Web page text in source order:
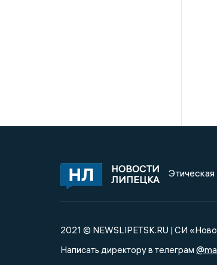
НОВОСТИ
ЛИПЕЦКА
Этическая
2021 © NEWSLIPETSK.RU | СИ
Написать директору в телеграм